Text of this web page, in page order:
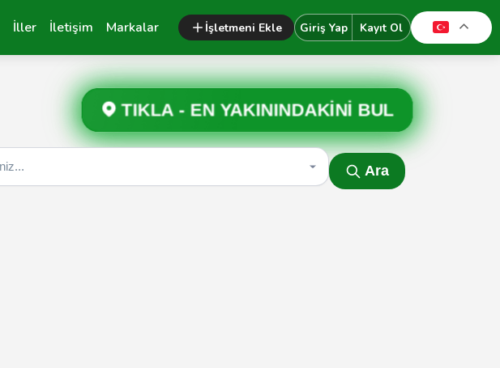
İller İletişim Markalar İşletmeni Ekle Giriş Yap Kayıt Ol
TIKLA -EN YAKININDAKİNİ BUL
Ara